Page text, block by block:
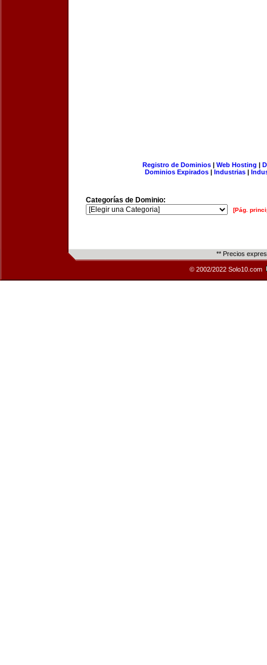
Registro de Dominios| Web Hosting |
Dominios Expirados | Industrias |
Categorías de Dominio:
[Pág.
** Precios
© 2002/2022 Solo10.com